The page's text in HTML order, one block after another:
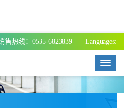
售热线：0535-6823839 | Languages:
T
o
g